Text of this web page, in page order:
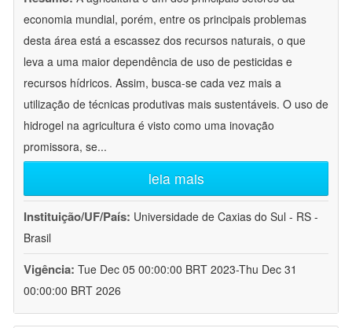
economia mundial, porém, entre os principais problemas
desta área está a escassez dos recursos naturais, o que
leva a uma maior dependência de uso de pesticidas e
recursos hídricos. Assim, busca-se cada vez mais a
utilização de técnicas produtivas mais sustentáveis. O uso de
hidrogel na agricultura é visto como uma inovação
promissora, se...
leia mais
Instituição/UF/País: Universidade de Caxias do Sul - RS -
Brasil
Vigência: Tue Dec 05 00:00:00 BRT 2023-Thu Dec 31
00:00:00 BRT 2026